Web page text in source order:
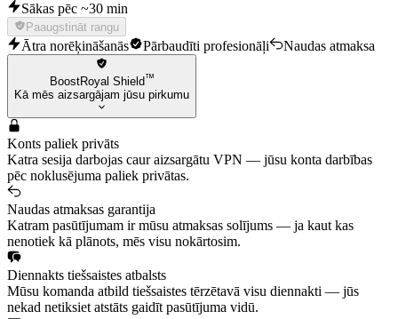
Sākas pēc ~30 min
Paaugstināt rangu
Ātra norēķināšanās Pārbaudīti profesionāļi Naudas atmaksa
BoostRoyal Shield™
Kā mēs aizsargājam jūsu pirkumu
Konts paliek privāts
Katra sesija darbojas caur aizsargātu VPN — jūsu konta darbības
pēc noklusējuma paliek privātas.
Naudas atmaksas garantija
Katram pasūtījumam ir mūsu atmaksas solījums — ja kaut kas
nenotiek kā plānots, mēs visu nokārtosim.
Diennakts tiešsaistes atbalsts
Mūsu komanda atbild tiešsaistes tērzētavā visu diennakti — jūs
nekad netiksiet atstāts gaidīt pasūtījuma vidū.